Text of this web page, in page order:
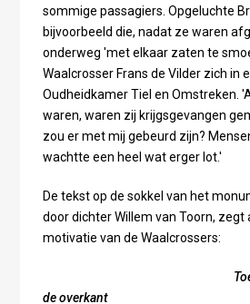
sommige passagiers. Opgeluchte
bijvoorbeeld die, nadat ze waren
onderweg 'met elkaar zaten te
Waalcrosser Frans de Vilder zich in
Oudheidkamer Tiel en Omstreken.
waren, waren zij krijgsgevangen
zou er met mij gebeurd zijn?
wachtte een heel wat erger lot.'
De tekst op de sokkel van het
door dichter Willem van Toorn, zegt
motivatie van de Waalcrossers:
Toen lag de
de overkant